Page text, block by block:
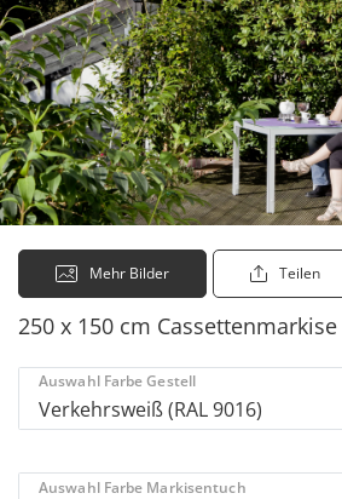
Mehr Bilder Teilen
250 x 150 cm
Auswahl Farbe Gestell
Auswahl Farbe Markisentuch